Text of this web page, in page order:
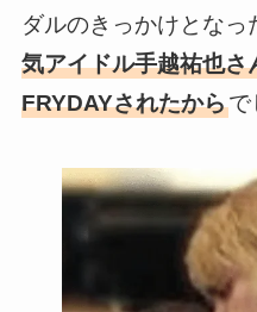
ダルのきっかけとなっ
気アイドル手越祐也さ
FRYDAYされたからで